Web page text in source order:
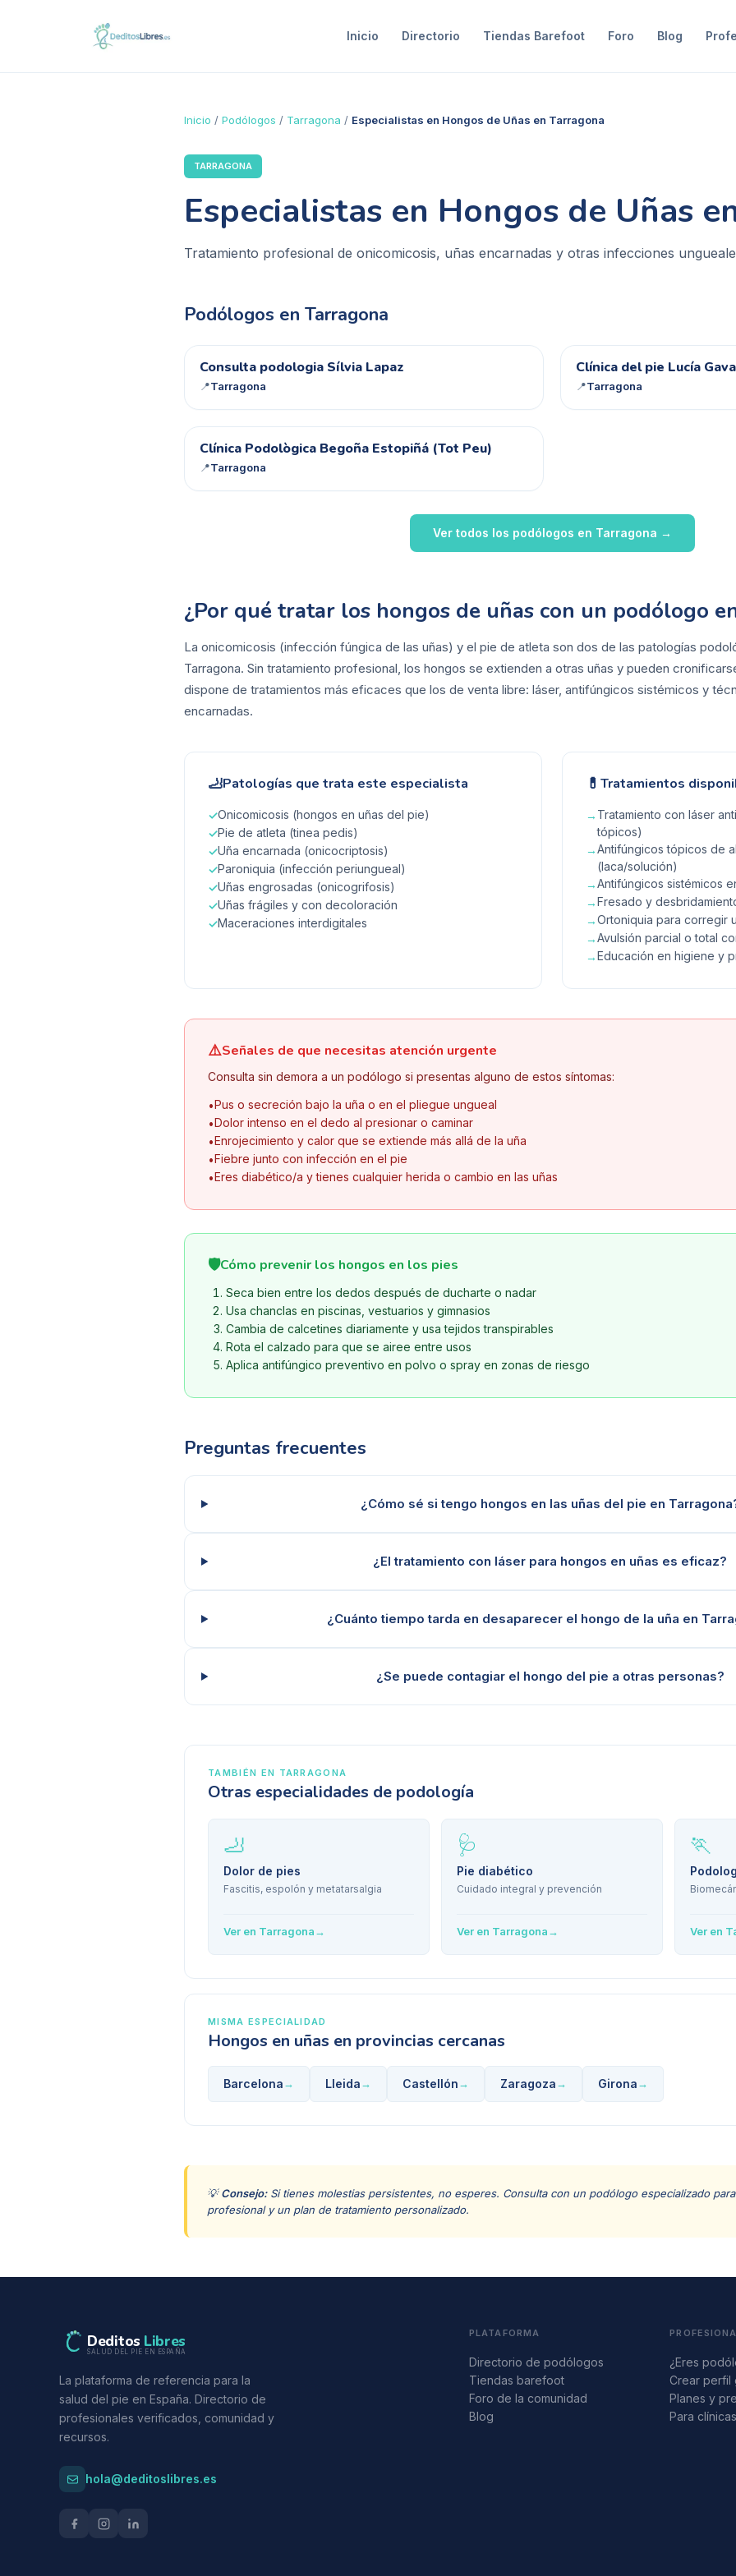
Inicio Directorio Tiendas Barefoot Foro Blog
Inicio / Podólogos / Tarragona / Especialistas en Hongos de Uñas en Tarragona
TARRAGONA
Especialistas en Hongos de Uñas
Tratamiento profesional de onicomicosis, uñas encarnadas y otras infecciones
Podólogos en Tarragona
CP
Consulta podologia Sílvia Lapaz
📍Tarragona CD
Clínica del pie Lucía
📍Tarragona
CP
Clínica Podològica Begoña Estopiñá (Tot Peu)
📍Tarragona
Ver todos los podólogos en Tarragona →
¿Por qué tratar los hongos de uñas con un podólogo
La onicomicosis (infección fúngica de las uñas) y el pie de atleta son dos de las patologías
Tarragona. Sin tratamiento profesional, los hongos se extienden a otras uñas y pueden
dispone de tratamientos más eficaces que los de venta libre: láser, antifúngicos sistémicos y
encarnadas.
🦶Patologías que trata este especialista
✓Onicomicosis (hongos en uñas del pie)
✓Pie de atleta (tinea pedis)
✓Uña encarnada (onicocriptosis)
✓Paroniquia (infección periungueal)
✓Uñas engrosadas (onicogrifosis)
✓Uñas frágiles y con decoloración
✓Maceraciones interdigitales
💊 Tratamientos
→ Tratamiento con láser
tópicos)
→Antifúngicos tópicos de
(laca/solución)
→Antifúngicos sistémicos
→Fresado y
→Ortoniquia para corregir
→Avulsión parcial o total
→Educación en higiene y
⚠️Señales de que necesitas atención urgente
Consulta sin demora a un podólogo si presentas alguno de estos síntomas:
•Pus o secreción bajo la uña o en el pliegue ungueal
•Dolor intenso en el dedo al presionar o caminar
•Enrojecimiento y calor que se extiende más allá de la uña
•Fiebre junto con infección en el pie
•Eres diabético/a y tienes cualquier herida o cambio en las uñas
🛡️Cómo prevenir los hongos en los pies
Seca bien entre los dedos después de ducharte o nadar
Usa chanclas en piscinas, vestuarios y gimnasios
Cambia de calcetines diariamente y usa tejidos transpirables
Rota el calzado para que se airee entre usos
Aplica antifúngico preventivo en polvo o spray en zonas de riesgo
Preguntas frecuentes
¿Cómo sé si tengo hongos en las uñas del pie en
¿El tratamiento con láser para hongos en uñas es eficaz?
¿Cuánto tiempo tarda en desaparecer el hongo de la uña en
¿Se puede contagiar el hongo del pie a otras personas?
TAMBIÉN EN TARRAGONA
Otras especialidades de podología
🦶
Dolor de pies
Fascitis, espolón y metatarsalgia
Ver en Tarragona→
🩺
Pie diabético
Cuidado integral y prevención
Ver en Tarragona→
🏃
Ver en
MISMA ESPECIALIDAD
Hongos en uñas en provincias cercanas
Barcelona → Lleida → Castellón → Zaragoza → Girona →
💡Consejo:Si tienes molestias persistentes, no esperes. Consulta con un podólogo especializado
profesional y un plan de tratamiento personalizado.
Deditos Libres
SALUD DEL PIE EN ESPAÑA
La plataforma de referencia para la
salud del pie en España. Directorio de
profesionales verificados, comunidad y
recursos.
hola@deditoslibres.es
PLATAFORMA
Directorio de podólogos
Tiendas barefoot
Foro de la comunidad
Blog
¿Eres
Crear perfil
Planes y
Para clínicas